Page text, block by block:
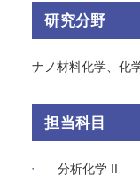
研究分野
ナノ材料化学、化
担当科目
分析化学 II